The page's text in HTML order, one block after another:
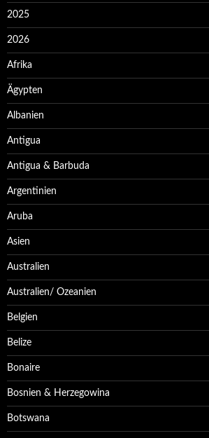
2025
2026
Afrika
Ägypten
Albanien
Antigua
Antigua & Barbuda
Argentinien
Aruba
Asien
Australien
Australien/ Ozeanien
Belgien
Belize
Bonaire
Bosnien & Herzegowina
Botswana